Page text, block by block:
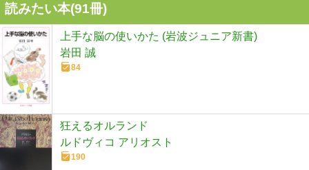
読みたい本(91冊)
上手な脳の使いかた (岩波ジュニア新書)
岩田 誠
84
狂えるオルランド
ルドヴィコ アリオスト
190